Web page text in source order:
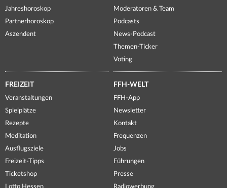
Jahreshoroskop
Partnerhoroskop
Aszendent
Moderatoren & Team
Podcasts
News-Podcast
Themen-Ticker
Voting
FREIZEIT
Veranstaltungen
Spielplätze
Rezepte
Meditation
Ausflugsziele
Freizeit-Tipps
Ticketshop
Lotto Hessen
FFH-WELT
FFH-App
Newsletter
Kontakt
Frequenzen
Jobs
Führungen
Presse
Radiowerbung